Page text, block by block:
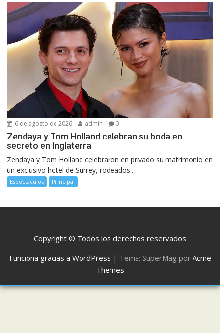
6 de agosto de 2026 admin 0
Zendaya y Tom Holland celebran su boda en
secreto en Inglaterra
Zendaya y Tom Holland celebraron en privado su matrimonio en
un exclusivo hotel de Surrey, rodeados...
Espectáculos Principal
Copyright © Todos los derechos reservados
Funciona gracias a WordPress | Tema: SuperMag por Acme
Themes